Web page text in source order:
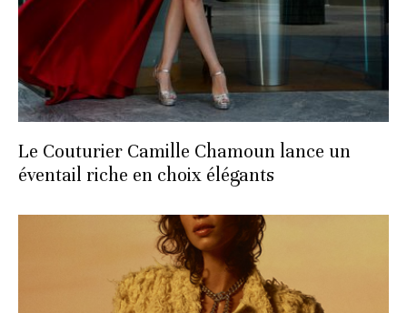
Le Couturier Camille Chamoun lance un
éventail riche en choix élégants